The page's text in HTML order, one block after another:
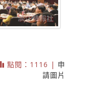
點閱：1116 | 申
請圖片